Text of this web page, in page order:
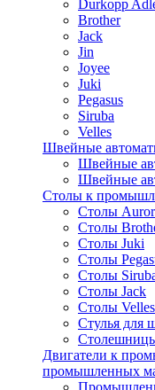
Durkopp
Brother
Jack
Jin
Joyee
Juki
Pegasus
Siruba
Velles
Швейные
Швейные
Швейные
Столы к
Столы
Столы
Столы Juki
Столы
Столы
Столы Jack
Столы Velles
Стулья для
Двигатели к
промышленных